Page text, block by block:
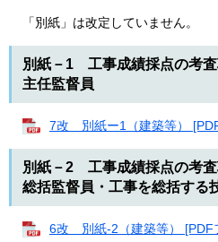
「別紙」は改定していません。
別紙－1 工事成績採点の考査
主任監督員
7改 別紙ー1（建築等）
別紙－2 工事成績採点の考査
総括監督員・工事を総括する
6改 別紙-2（建築等） [PDF